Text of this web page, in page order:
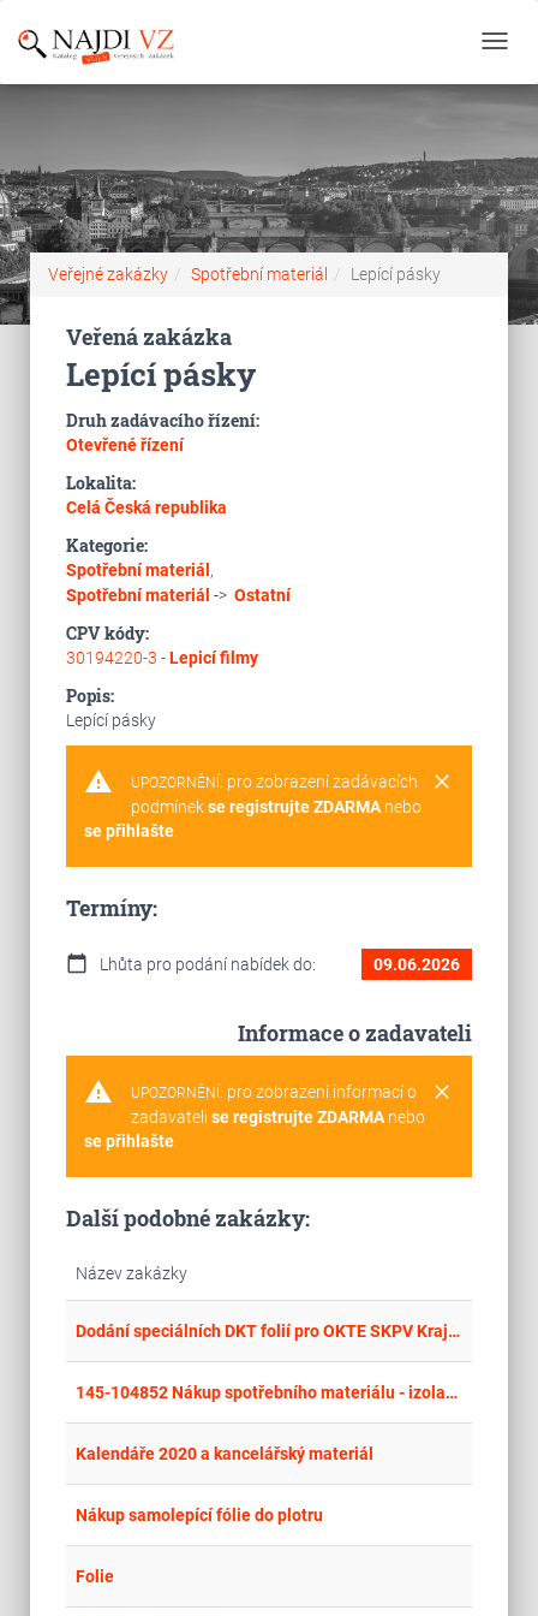
Veřejné zakázky Spotřební materiál Lepící pásky
Veřená zakázka
Lepící pásky
Druh zadávacího řízení:
Otevřené řízení
Lokalita:
Celá Česká republika
Kategorie:
Spotřební materiál ,
Spotřební materiál -> Ostatní
CPV kódy:
30194220-3 -Lepicí filmy
Popis:
Lepící pásky
warning clear
UPOZORNĚNÍ: pro zobrazení zadávacích
podmínekse registrujte ZDARMAnebo
se přihlašte.
Termíny:
calendar_today Lhůta pro podání nabídek do: 09.06.2026
Informace o zadavateli
warning clear
UPOZORNĚNÍ: pro zobrazení informací o
zadavateli se registrujte ZDARMAnebo
se přihlašte.
Další podobné zakázky:
Název zakázky
Dodání speciálních DKT folií pro OKTE SKPV Krajského ředitelství policie hl. m. Prahy
145-104852 Nákup spotřebního materiálu - izolační prvky, stahovací pásky
Kalendáře 2020 a kancelářský materiál
Nákup samolepící fólie do plotru
Folie